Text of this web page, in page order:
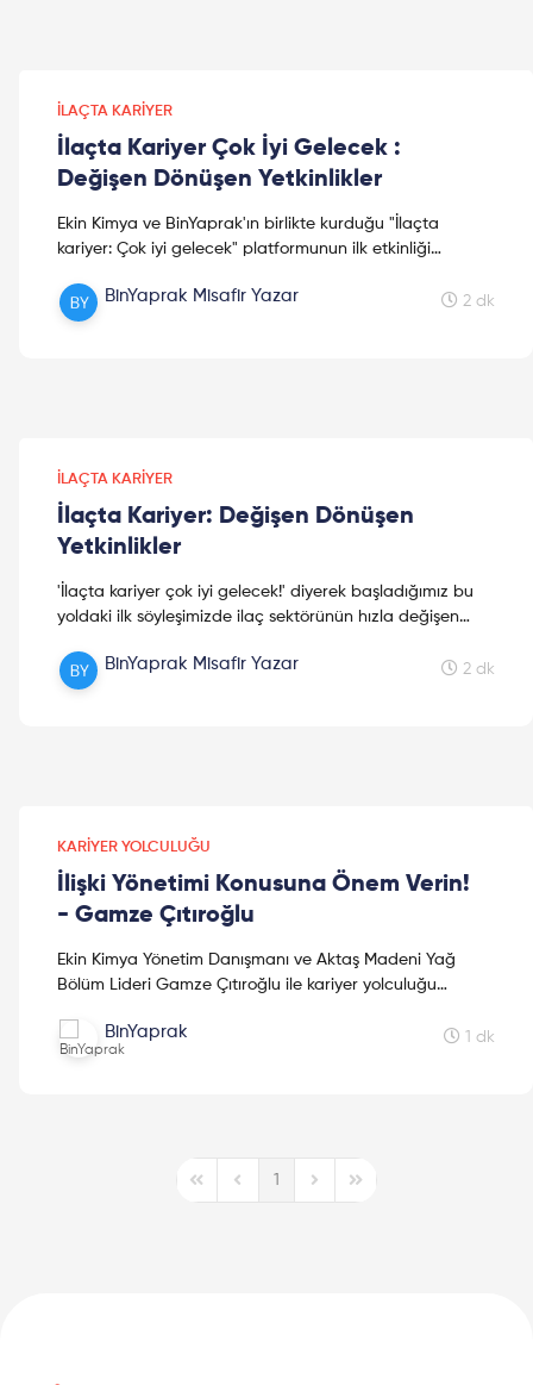
İLAÇTA KARIYER
İlaçta Kariyer Çok İyi Gelecek :
Değişen Dönüşen Yetkinlikler
Ekin Kimya ve BinYaprak'ın birlikte kurduğu "İlaçta
kariyer: Çok iyi gelecek" platformunun ilk etkinliği
BinYaprak Misafir Yazar 2 dk
İLAÇTA KARIYER
İlaçta Kariyer: Değişen Dönüşen
Yetkinlikler
'İlaçta kariyer çok iyi gelecek!' diyerek başladığımız bu
yoldaki ilk söyleşimizde ilaç sektörünün hızla değişen
konuştuk. İlaç sektöründeki yenilikler ve değişen
yetkinlikler için haydi okumaya!
BinYaprak Misafir Yazar 2 dk
KARIYER YOLCULUĞU
İlişki Yönetimi Konusuna Önem Verin!
- Gamze Çıtıroğlu
Ekin Kimya Yönetim Danışmanı ve Aktaş Madeni Yağ
Bölüm Lideri Gamze Çıtıroğlu ile kariyer yolculuğu
...
BinYaprak 1 dk
First PagePrevious Page
1
Next PageLast Page